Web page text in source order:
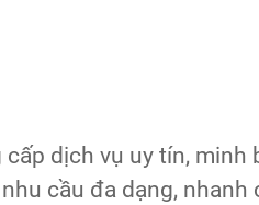
dịch vụ uy tín,
cầu đa dạng,